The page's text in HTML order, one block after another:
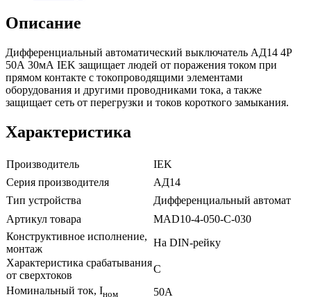
Описание
Дифференциальный автоматический выключатель АД14 4Р
50А 30мА IEK защищает людей от поражения током при
прямом контакте с токопроводящими элементами
оборудования и другими проводниками тока, а также
защищает сеть от перегрузки и токов короткого замыкания.
Характеристика
Производитель
IEK
Серия производителя
АД14
Тип устройства
Дифференциальный автомат
Артикул товара
MAD10-4-050-C-030
Конструктивное исполнение,
монтаж
На DIN-рейку
Характеристика срабатывания
от сверхтоков
С
Номинальный ток, Iном
50А